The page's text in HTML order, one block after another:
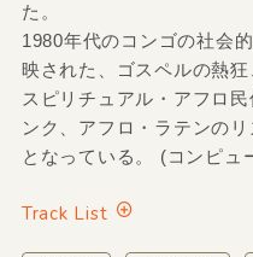
た。
1980年代のコンゴの社会
映された、ゴスペルの熱
スピリチュアル・アフロ
ンク、アフロ・ラテンの
となっている。 (コンピュ
Track List